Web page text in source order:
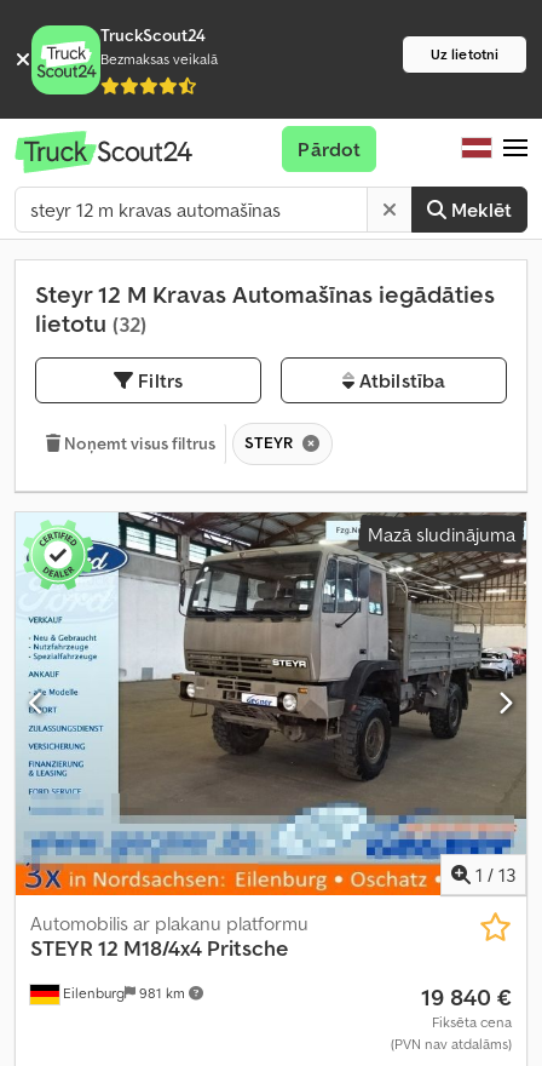
TruckScout24
Bezmaksas veikalā Uz lietotni
Meklēt
Pārdot
Steyr 12 M Kravas Automašīnas iegādāties
lietotu (32)
Filtrs Atbilstība
Noņemt visus filtrus STEYR
Mazā sludinājuma
1 / 13
Eilenburg 981 km
Automobilis ar plakanu platformu
STEYR 12 M18/4x4 Pritsche
19 840 €
Fiksēta cena
(PVN nav atdalāms)